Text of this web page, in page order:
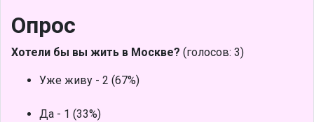
Опрос
Хотели бы вы жить в Москве? (голосов: 3)
Уже живу - 2 (67%)
Да - 1 (33%)